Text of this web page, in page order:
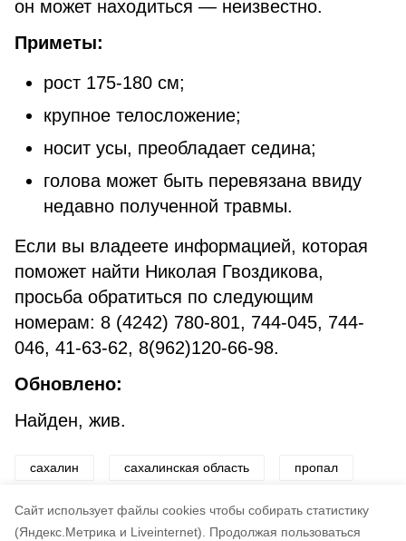
Cайт использует файлы cookies чтобы собирать статистику
(Яндекс.Метрика и Liveinternet).
Продолжая пользоваться
он может находиться — неизвестно.
Приметы:
рост 175-180 см;
крупное телосложение;
носит усы, преобладает седина;
голова может быть перевязана ввиду
недавно полученной травмы.
Если вы владеете информацией, которая
поможет найти Николая Гвоздикова,
просьба обратиться по следующим
номерам: 8 (4242) 780-801, 744-045, 744-
046, 41-63-62, 8(962)120-66-98.
Обновлено:
Найден, жив.
сахалин сахалинская область пропал
углегорский район поиск